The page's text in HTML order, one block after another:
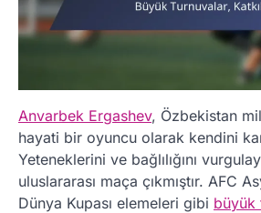
Anvarbek Ergashev, Özbekistan
hayati bir oyuncu olarak kendini
Yeteneklerini ve bağlılığını
uluslararası maça çıkmıştır. AFC
Dünya Kupası elemeleri gibi büyük